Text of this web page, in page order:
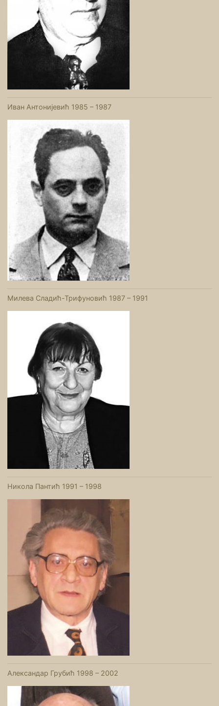
Иван Антонијевић 1985 – 1987
Милева Сладић-Трифуновић 1987 – 1991
Никола Пантић 1991 – 1998
Александар Грубић 1998 – 2002